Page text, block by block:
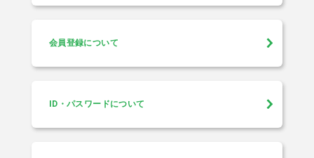
会員登録について
ID・パスワードについて